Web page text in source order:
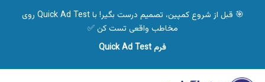
🎯 قبل از شروع کمپین، تصمیم درست بگیر! با Quick Ad Test روی
مخاطب واقعی تست کن ✅
فرم Quick Ad Test